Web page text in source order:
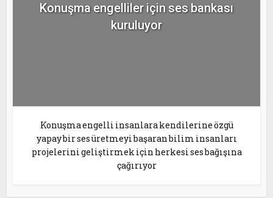
Konuşma engelliler için ses bankası
kuruluyor
Konuşma engelli insanlara kendilerine özgü
yapay bir ses üretmeyi başaran bilim insanları
projelerini geliştirmek için herkesi ses bağışına
çağırıyor